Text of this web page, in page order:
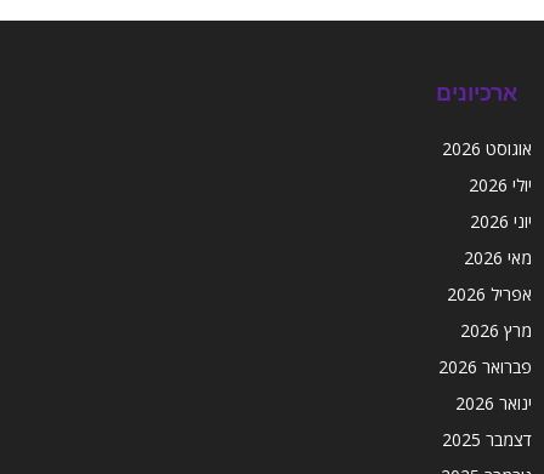
ארכיונים
אוגוסט 2026
יולי 2026
יוני 2026
מאי 2026
אפריל 2026
מרץ 2026
פברואר 2026
ינואר 2026
דצמבר 2025